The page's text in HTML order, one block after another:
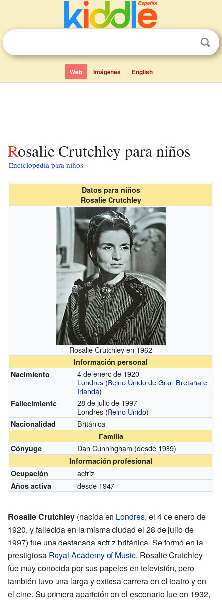
Web Imágenes English
Rosalie Crutchley para niños
Enciclopedia para niños
Datos para niños
Rosalie Crutchley
Rosalie Crutchley en 1962
Información personal
Nacimiento
4 de enero de 1920
Londres (Reino Unido de Gran Bretaña e
Irlanda)
Fallecimiento
28 de julio de 1997
Londres (Reino Unido)
Nacionalidad Británica
Familia
Cónyuge
Dan Cunningham (desde 1939)
Información profesional
Ocupación
actriz
Años activa desde 1947
Rosalie Crutchley (nacida en Londres, el 4 de enero de
1920, y fallecida en la misma ciudad el 28 de julio de
1997) fue una destacada actriz británica. Se formó en la
prestigiosa Royal Academy of Music. Rosalie Crutchley
fue muy conocida por sus papeles en televisión, pero
también tuvo una larga y exitosa carrera en el teatro y en
el cine. Su primera aparición en el escenario fue en 1932,